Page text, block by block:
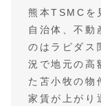
熊本TSMCを
自治体、不動
のはラピダス
況で地元の高
た苫小牧の物
家賃が上がり